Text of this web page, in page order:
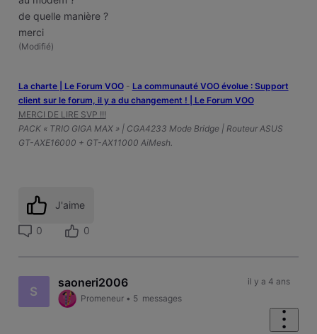
de quelle manière ?
merci
(Modifié)
La charte | Le Forum VOO- ‎La communauté VOO évolue : Support
client sur le forum, il y a du changement ! | Le Forum VOO
MERCI DE LIRE SVP !!!
PACK « TRIO GIGA MAX » | CGA4233 Mode Bridge | Routeur ASUS
GT-AXE16000 + GT-AX11000 AiMesh.
J'aime
0 0
S
saoneri2006
Promeneur • 5 messages
il y a 4 ans